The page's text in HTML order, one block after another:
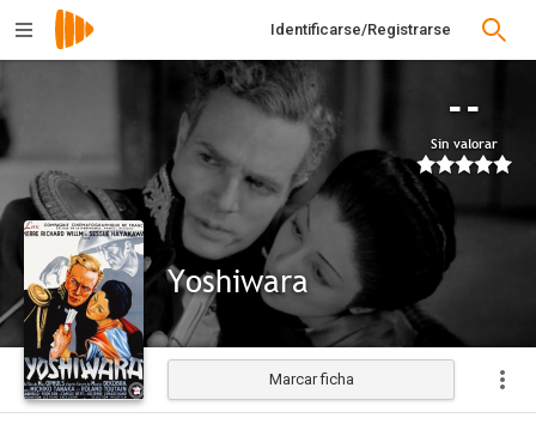
Identificarse/Registrarse
--
Sin valorar
Yoshiwara
Marcar ficha